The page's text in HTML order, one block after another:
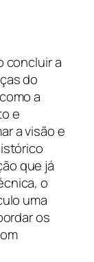
concluir a
do
a
e
a visão e
que já
o
uma
os